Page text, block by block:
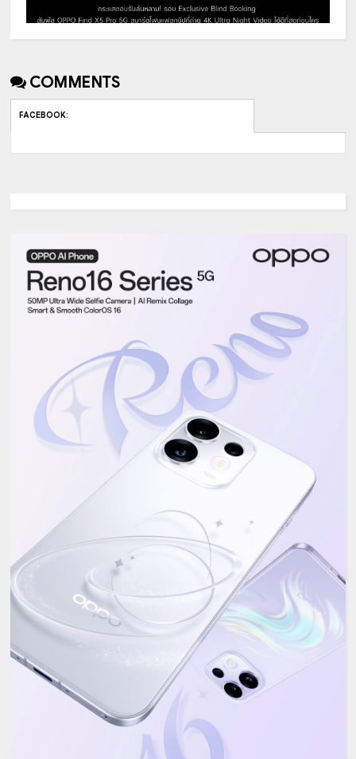
COMMENTS
FACEBOOK: